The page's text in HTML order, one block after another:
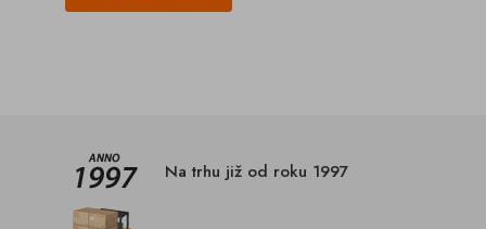
Na trhu již od roku 1997